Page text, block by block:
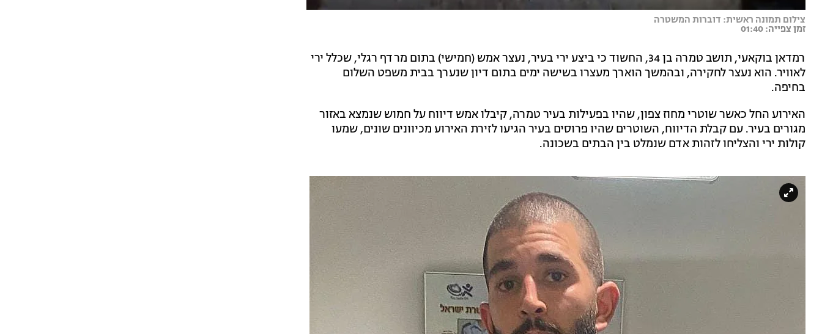
צילום תמונה ראשית: דוברות המשטרה
זמן צפייה: 01:40
רמדאן בוקאעי, תושב טמרה בן 34, החשוד כי ביצע ירי בעיר, נעצר אמש (חמישי) בתום מרדף רגלי, שכלל ירי
לאוויר. הוא נעצר לחקירה, ובהמשך הוארך מעצרו בשישה ימים בתום דיון שנערך בבית משפט השלום
בחיפה.
האירוע החל כאשר שוטרי מחוז צפון, שהיו בפעילות בעיר טמרה, קיבלו אמש דיווח על חמוש שנמצא באזור
מגורים בעיר. עם קבלת הדיווח, השוטרים שהיו פרוסים בעיר הגיעו לזירת האירוע מכיוונים שונים, שמעו
קולות ירי והצליחו לזהות אדם שנמלט בין הבתים בשכונה.